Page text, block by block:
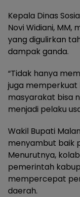
Kepala Dinas
Novi Widiani,
yang digulirkan
dampak ganda.
“Tidak hanya
juga memperkuat
masyarakat bisa
menjadi pelaku
Wakil Bupati
menyambut baik
Menurutnya,
pemerintah
mempercepat
daerah.